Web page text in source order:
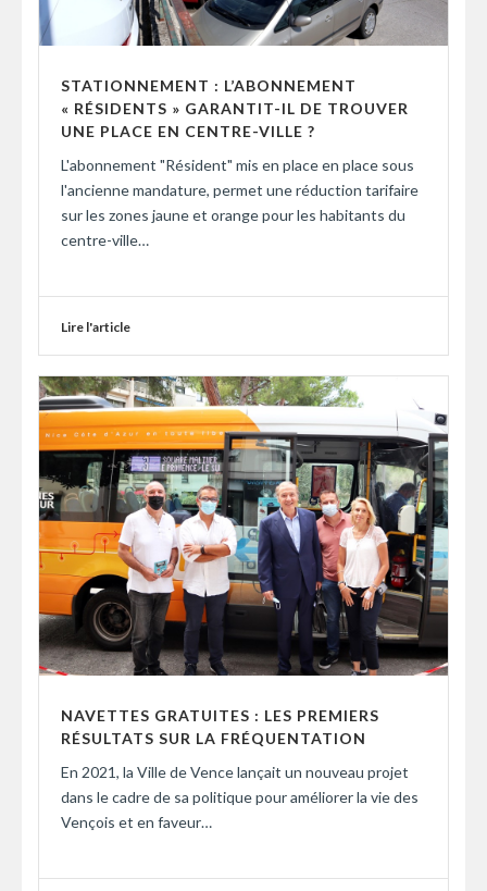
STATIONNEMENT : L’ABONNEMENT
« RÉSIDENTS » GARANTIT-IL DE TROUVER
UNE PLACE EN CENTRE-VILLE ?
L'abonnement "Résident" mis en place en place sous
l'ancienne mandature, permet une réduction tarifaire
sur les zones jaune et orange pour les habitants du
centre-ville…
Lire l'article
NAVETTES GRATUITES : LES PREMIERS
RÉSULTATS SUR LA FRÉQUENTATION
En 2021, la Ville de Vence lançait un nouveau projet
dans le cadre de sa politique pour améliorer la vie des
Vençois et en faveur…